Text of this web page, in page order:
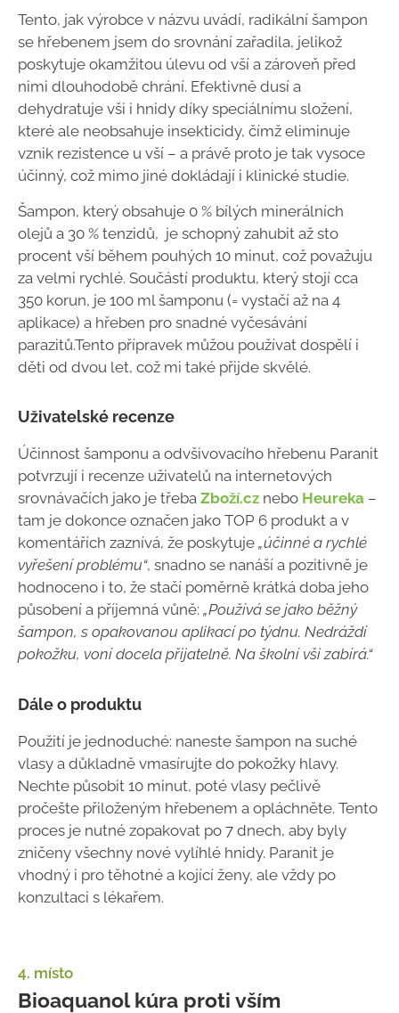
Tento, jak výrobce v názvu uvádí, radikální šampon
se hřebenem jsem do srovnání zařadila, jelikož
poskytuje okamžitou úlevu od vší a zároveň před
nimi dlouhodobě chrání. Efektivně dusí a
dehydratuje vši i hnidy díky speciálnímu složení,
které ale neobsahuje insekticidy, čímž eliminuje
vznik rezistence u vší – a právě proto je tak vysoce
účinný, což mimo jiné dokládají i klinické studie.
Šampon, který obsahuje 0 % bílých minerálních
olejů a 30 % tenzidů, je schopný zahubit až sto
procent vší během pouhých 10 minut, což považuju
za velmi rychlé. Součástí produktu, který stojí cca
350 korun, je 100 ml šamponu (= vystačí až na 4
aplikace) a hřeben pro snadné vyčesávání
parazitů.Tento přípravek můžou používat dospělí i
děti od dvou let, což mi také přijde skvělé.
Uživatelské recenze
Účinnost šamponu a odvšivovacího hřebenu Paranit
potvrzují i recenze uživatelů na internetových
srovnávačích jako je třeba Zboží.cz nebo Heureka –
tam je dokonce označen jako TOP 6 produkt a v
komentářích zaznívá, že poskytuje „účinné a rychlé
vyřešení problému“, snadno se nanáší a pozitivně je
hodnoceno i to, že stačí poměrně krátká doba jeho
působení a příjemná vůně: „Používá se jako běžný
šampon, s opakovanou aplikací po týdnu. Nedráždí
pokožku, voní docela přijatelně. Na školní vši zabírá.“
Dále o produktu
Použití je jednoduché: naneste šampon na suché
vlasy a důkladně vmasírujte do pokožky hlavy.
Nechte působit 10 minut, poté vlasy pečlivě
pročešte přiloženým hřebenem a opláchněte. Tento
proces je nutné zopakovat po 7 dnech, aby byly
zničeny všechny nové vylíhlé hnidy. Paranit je
vhodný i pro těhotné a kojící ženy, ale vždy po
konzultaci s lékařem.
4. místo
Bioaquanol kúra proti vším